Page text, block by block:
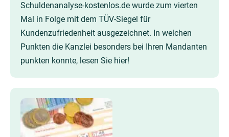
Schuldenanalyse-kostenlos.de wurde zum vierten
Mal in Folge mit dem TÜV-Siegel für
Kundenzufriedenheit ausgezeichnet. In welchen
Punkten die Kanzlei besonders bei Ihren Mandanten
punkten konnte, lesen Sie hier!